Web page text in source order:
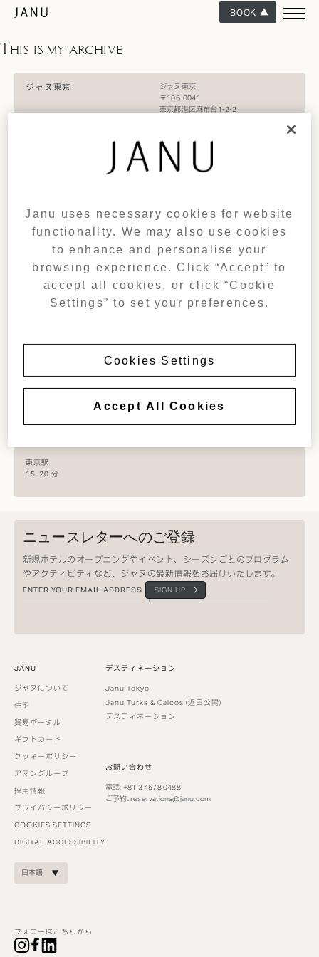
BOOK
This is my archive
ジャヌ東京
ジャヌ東京
〒106-0041
東京都港区麻布台1-2-2
電話: +81 3 6731 2333​
Eメール:
ご予約はこちら​
GET DIRECTIONS
TIME
13:30:00
(GMT +09:00)
HIGH 32 °
31 °
東京駅
15-20 分
ニュースレターへのご登録
新規ホテルのオープニングやイベント、シーズンごとのプログラム
やアクティビティなど、ジャヌの最新情報をお届けいたします。
SIGN UP
JANU
ジャヌについて
住宅
貿易ポータル
ギフトカード
クッキーポリシー
アマングループ
採用情報
プライバシーポリシー
COOKIES SETTINGS
DIGITAL ACCESSIBILITY
デスティネーション
Janu Tokyo
Janu Turks & Caicos (近日公開)
デスティネーション
お問い合わせ
電話: +81 3 4578 0488
ご予約:reservations@janu.com
日本語
フォローはこちらから
Janu uses necessary cookies for website
functionality. We may also use cookies
to enhance and personalise your
browsing experience. Click “Accept” to
accept all cookies, or click “Cookie
Settings” to set your preferences.
Cookies Settings
Accept All Cookies